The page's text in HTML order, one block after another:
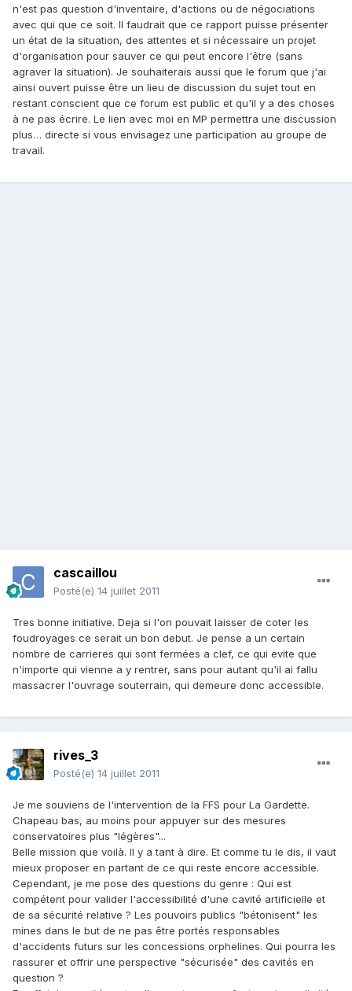
n'est pas question d'inventaire, d'actions ou de négociations
avec qui que ce soit. Il faudrait que ce rapport puisse présenter
un état de la situation, des attentes et si nécessaire un projet
d'organisation pour sauver ce qui peut encore l'être (sans
agraver la situation). Je souhaiterais aussi que le forum que j'ai
ainsi ouvert puisse être un lieu de discussion du sujet tout en
restant conscient que ce forum est public et qu'il y a des choses
à ne pas écrire. Le lien avec moi en MP permettra une discussion
plus… directe si vous envisagez une participation au groupe de
travail.
cascaillou
Posté(e) 14 juillet 2011
Tres bonne initiative. Deja si l'on pouvait laisser de coter les
foudroyages ce serait un bon debut. Je pense a un certain
nombre de carrieres qui sont fermées a clef, ce qui evite que
n'importe qui vienne a y rentrer, sans pour autant qu'il ai fallu
massacrer l'ouvrage souterrain, qui demeure donc accessible.
rives_3
Posté(e) 14 juillet 2011
Je me souviens de l'intervention de la FFS pour La Gardette.
Chapeau bas, au moins pour appuyer sur des mesures
conservatoires plus "légères"...
Belle mission que voilà. Il y a tant à dire. Et comme tu le dis, il vaut
mieux proposer en partant de ce qui reste encore accessible.
Cependant, je me pose des questions du genre : Qui est
compétent pour valider l'accessibilité d'une cavité artificielle et
de sa sécurité relative ? Les pouvoirs publics "bétonisent" les
mines dans le but de ne pas être portés responsables
d'accidents futurs sur les concessions orphelines. Qui pourra les
rassurer et offrir une perspective "sécurisée" des cavités en
question ?